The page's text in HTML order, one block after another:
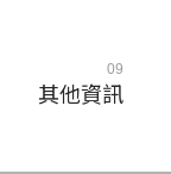
09
其他資訊